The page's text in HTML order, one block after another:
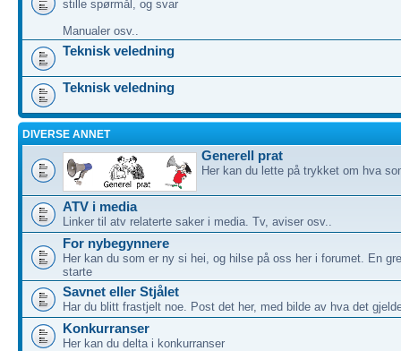
stille spørmål, og svar
Manualer osv..
Teknisk veledning
Teknisk veledning
DIVERSE ANNET
Generell prat
Her kan du lette på trykket om hva
ATV i media
Linker til atv relaterte saker i media. Tv, aviser osv..
For nybegynnere
Her kan du som er ny si hei, og hilse på oss her i forumet. En
starte
Savnet eller Stjålet
Har du blitt frastjelt noe. Post det her, med bilde av hva det
Konkurranser
Her kan du delta i konkurranser